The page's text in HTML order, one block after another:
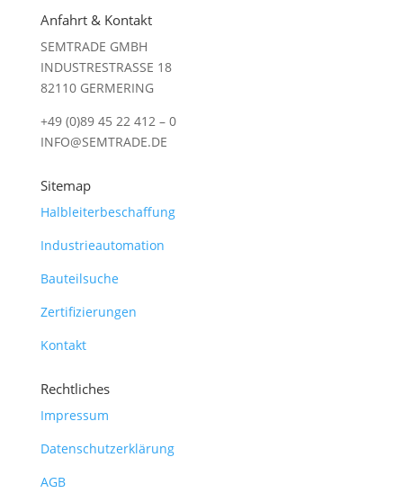
Anfahrt & Kontakt
SEMTRADE GMBH
INDUSTRESTRASSE 18
82110 GERMERING
+49 (0)89 45 22 412 – 0
INFO@SEMTRADE.DE
Sitemap
Halbleiterbeschaffung
Industrieautomation
Bauteilsuche
Zertifizierungen
Kontakt
Rechtliches
Impressum
Datenschutzerklärung
AGB